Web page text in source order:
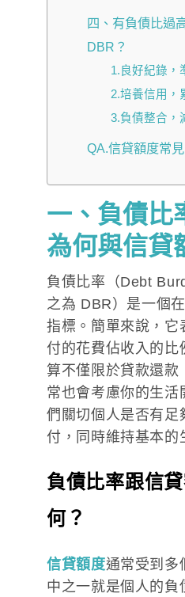
四、有負債比過
DBR？
1.良好紀錄，
2.培養信用，
3.負債整合，
QA.信貸額度常
一、負債比
為何與信貸
負債比率（Debt
之為 DBR）是一個
指標。簡單來說，它
付的花費佔收入的比
算不僅限於貸款還款
常也會考慮你的生活
們關切個人是否有足
付，同時維持基本的
負債比率跟信
何？
信貸額度通常受到多
中之一就是個人的負